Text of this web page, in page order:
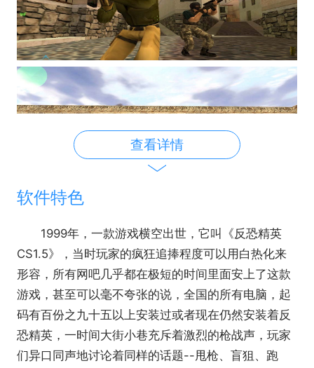
查看详情
软件特色
1999年，一款游戏横空出世，它叫《反恐精英
CS1.5》，当时玩家的疯狂追捧程度可以用白热化来
形容，所有网吧几乎都在极短的时间里面安上了这款
游戏，甚至可以毫不夸张的说，全国的所有电脑，起
码有百份之九十五以上安装过或者现在仍然安装着反
恐精英，一时间大街小巷充斥着激烈的枪战声，玩家
们异口同声地讨论着同样的话题--甩枪、盲狙、跑